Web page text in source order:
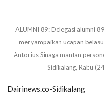
ALUMNI 89: Delegasi alumni
menyampaikan ucapan
Antonius Sinaga mantan
Sidikalang, Rabu
Dairinews.co-Sidikalang